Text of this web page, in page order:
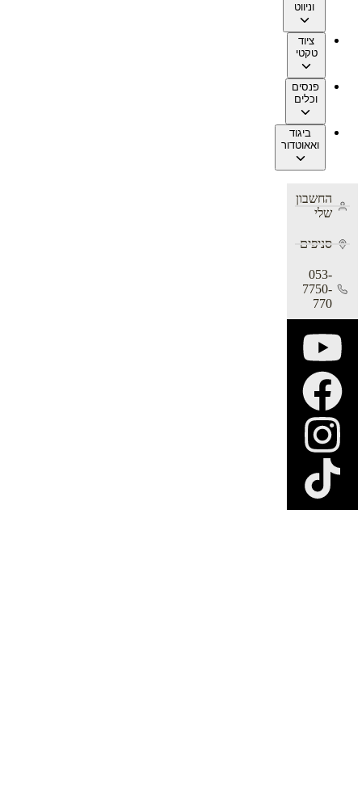
וניווט
ציוד
טקטי
פנסים
וכלים
ביגוד
ואאוטדור
החשבון
שלי
סניפים
053-
7750-
770